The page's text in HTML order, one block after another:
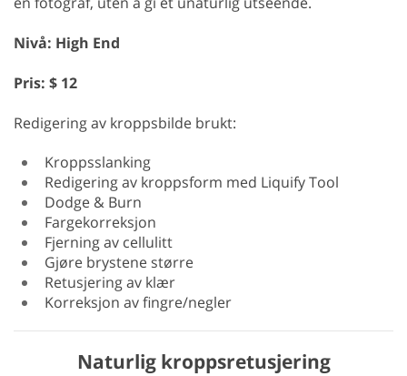
Nivå: High End
Pris: $ 12
Redigering av kroppsbilde brukt:
Kroppsslanking
Redigering av kroppsform med Liquify Tool
Dodge & Burn
Fargekorreksjon
Fjerning av cellulitt
Gjøre brystene større
Retusjering av klær
Korreksjon av fingre/negler
Naturlig kroppsretusjering